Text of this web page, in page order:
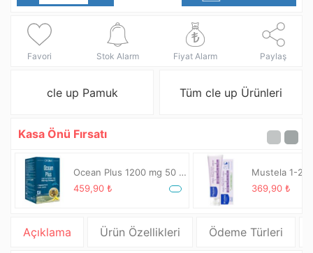
Favori Stok Alarm Fiyat Alarm Paylaş
cle up Pamuk Tüm cle up Ürünleri
Kasa Önü Fırsatı
Ocean Plus 1200 mg 50 Kapsül
459,90 ₺
369,90 ₺
Açıklama Ürün Özellikleri Ödeme Türleri